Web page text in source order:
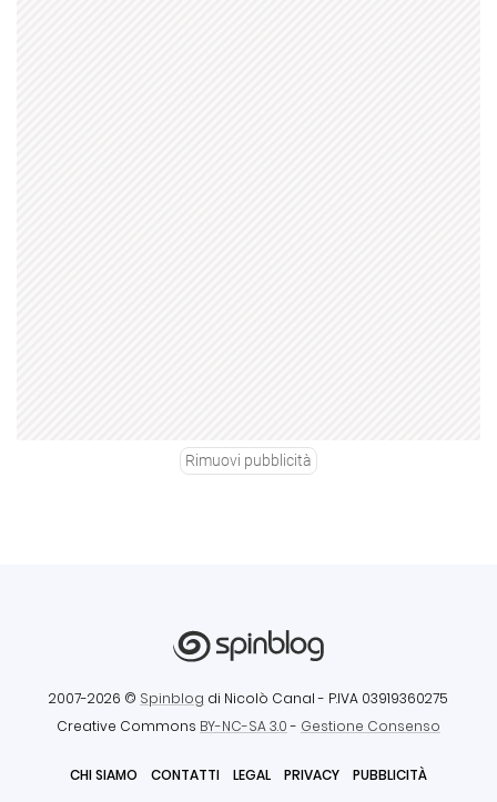
Rimuovi pubblicità
2007-2026 © Spinblog di Nicolò Canal - P.IVA 03919360275
Creative Commons BY-NC-SA 3.0- Gestione Consenso
CHI SIAMO CONTATTI LEGAL PRIVACY PUBBLICITÀ